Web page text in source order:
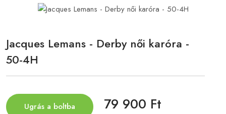
Jacques Lemans - Derby női karóra -
50-4H
Ugrás a boltba 79 900 Ft